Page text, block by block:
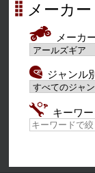
メーカ
メーカ
ジャンル別
キーワー